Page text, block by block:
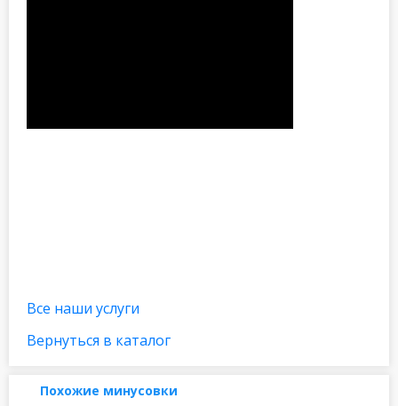
Все наши услуги
Вернуться в каталог
Похожие минусовки